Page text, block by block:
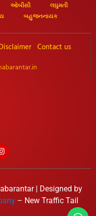
ઓબીસી
લઘુમતી
બહુજનનાયક
Contact us
| Designed by
– New Traffic Tail